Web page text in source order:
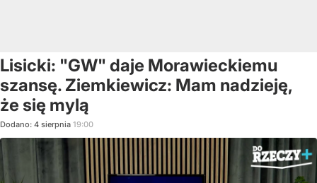
Lisicki: "GW" daje Morawieckiemu
szansę. Ziemkiewicz: Mam nadzieję,
że się mylą
Dodano: 4 sierpnia 19:00